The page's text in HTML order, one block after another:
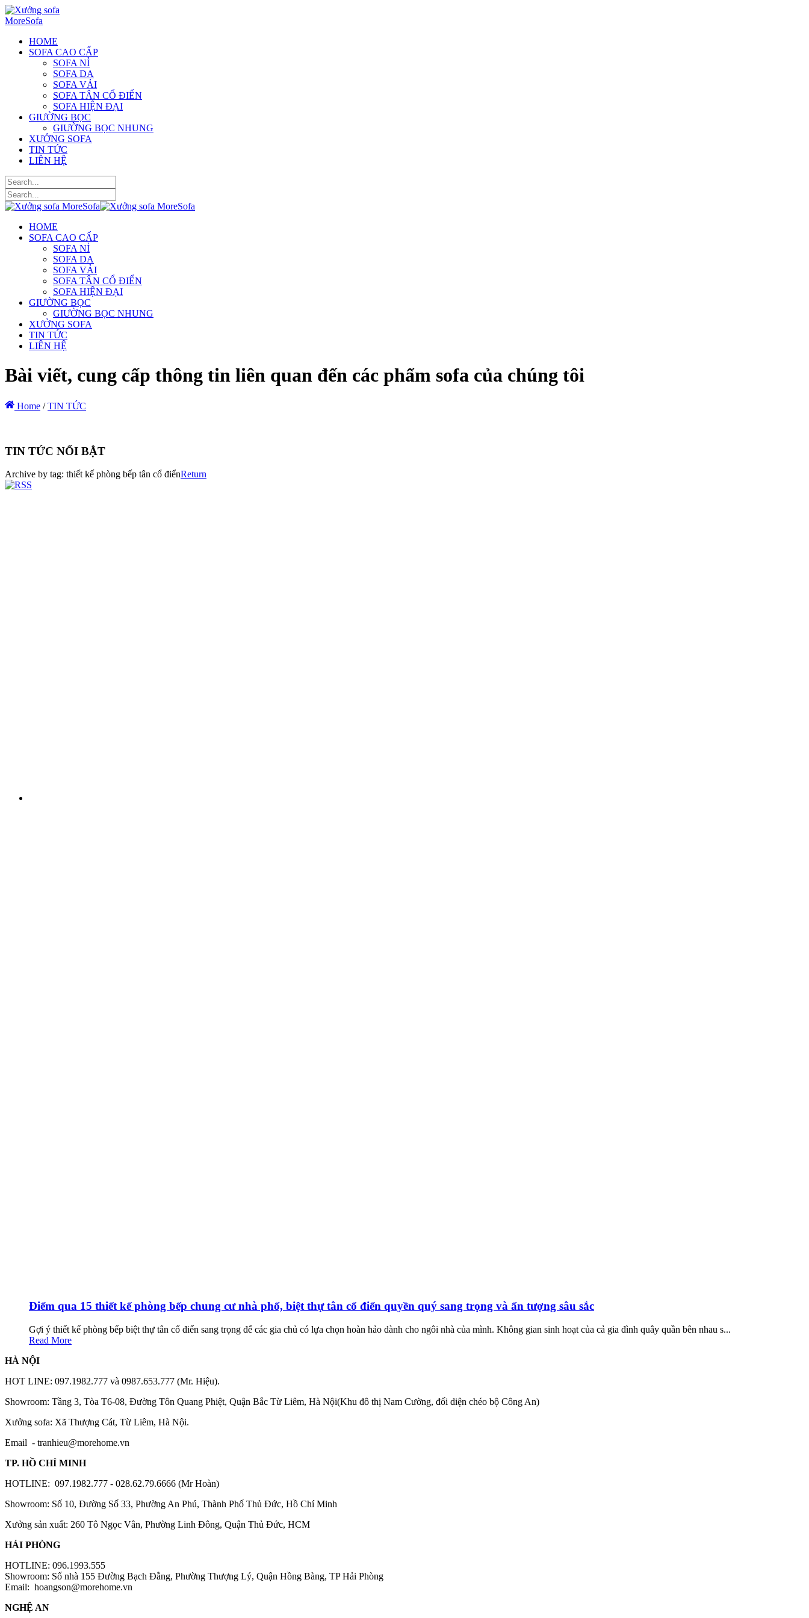
HOME
SOFA CAO CẤP
SOFA NỈ
SOFA DA
SOFA VẢI
SOFA TÂN CỔ ĐIỂN
SOFA HIỆN ĐẠI
GIƯỜNG BỌC
GIƯỜNG BỌC NHUNG
XƯỞNG SOFA
TIN TỨC
LIÊN HỆ
HOME
SOFA CAO CẤP
SOFA NỈ
SOFA DA
SOFA VẢI
SOFA TÂN CỔ ĐIỂN
SOFA HIỆN ĐẠI
GIƯỜNG BỌC
GIƯỜNG BỌC NHUNG
XƯỞNG SOFA
TIN TỨC
LIÊN HỆ
Bài viết, cung cấp thông tin liên quan đến các phẩm sofa của chúng tôi
Home / TIN TỨC
TIN TỨC NỔI BẬT
Archive by tag: thiết kế phòng bếp tân cổ điểnReturn
Điểm qua 15 thiết kế phòng bếp chung cư nhà phố, biệt thự tân cổ điển quyền quý sang trọng và ấn tượng sâu sắc
Gợi ý thiết kế phòng bếp biệt thự tân cổ điển sang trọng để các gia chủ có lựa chọn hoàn hảo dành cho ngôi nhà của mình. Không gian sinh hoạt của cả gia đình quây quần bên nhau s...
Read More
HÀ NỘI
HOT LINE: 097.1982.777 và 0987.653.777 (Mr. Hiệu).
Showroom: Tầng 3, Tòa T6-08, Đường Tôn Quang Phiệt, Quận Bắc Từ Liêm, Hà Nội(Khu đô thị Nam Cường, đối diện chéo bộ Công An)
Xưởng sofa: Xã Thượng Cát, Từ Liêm, Hà Nội.
Email - tranhieu@morehome.vn
TP. HỒ CHÍ MINH
HOTLINE: 097.1982.777 - 028.62.79.6666 (Mr Hoàn)
Showroom: Số 10, Đường Số 33, Phường An Phú, Thành Phố Thủ Đức, Hồ Chí Minh
Xưởng sản xuất: 260 Tô Ngọc Vân, Phường Linh Đông, Quận Thủ Đức, HCM
HẢI PHÒNG
HOTLINE: 096.1993.555
Showroom: Số nhà 155 Đường Bạch Đằng, Phường Thượng Lý, Quận Hồng Bàng, TP Hải Phòng
Email: hoangson@morehome.vn
NGHỆ AN